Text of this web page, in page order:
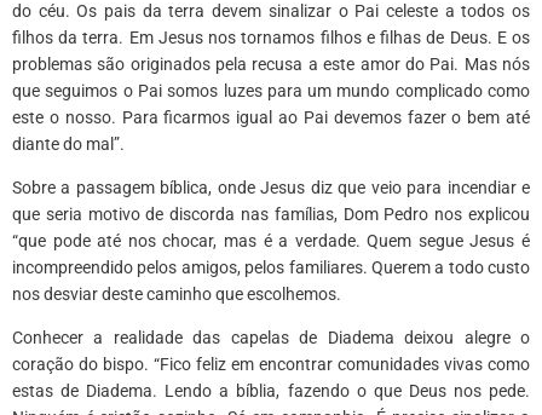
do céu. Os pais da terra devem sinalizar o Pai celeste a todos os
filhos da terra. Em Jesus nos tornamos filhos e filhas de Deus. E os
problemas são originados pela recusa a este amor do Pai. Mas nós
que seguimos o Pai somos luzes para um mundo complicado como
este o nosso. Para ficarmos igual ao Pai devemos fazer o bem até
diante do mal”.
Sobre a passagem bíblica, onde Jesus diz que veio para incendiar e
que seria motivo de discorda nas famílias, Dom Pedro nos explicou
“que pode até nos chocar, mas é a verdade. Quem segue Jesus é
incompreendido pelos amigos, pelos familiares. Querem a todo custo
nos desviar deste caminho que escolhemos.
Conhecer a realidade das capelas de Diadema deixou alegre o
coração do bispo. “Fico feliz em encontrar comunidades vivas como
estas de Diadema. Lendo a bíblia, fazendo o que Deus nos pede.